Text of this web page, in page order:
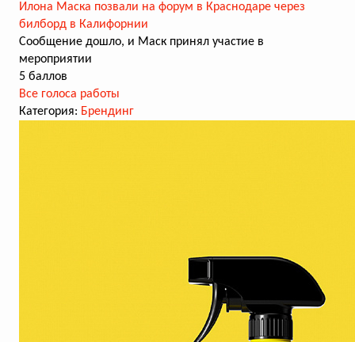
Илона Маска позвали на форум в Краснодаре через
билборд в Калифорнии
Сообщение дошло, и Маск принял участие в
мероприятии
5 баллов
Все голоса работы
Категория: Брендинг